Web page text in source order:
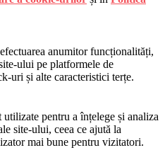
anumitor funcționalități,
ului pe platformele de
uri și alte caracteristici terțe.
pentru a înțelege și analiza
site-ului, ceea ce ajută la
mai bune pentru vizitatori.